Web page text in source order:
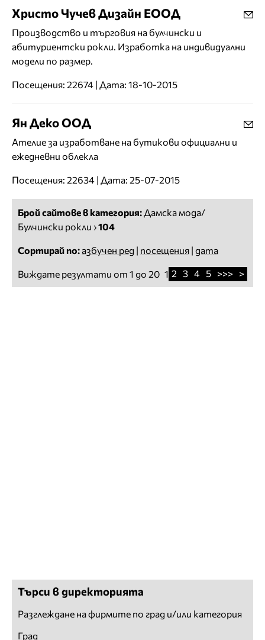
Христо Чучев Дизайн ЕООД
Производство и търговия на булчински и
абитуриентски рокли. Изработка на индивидуални
модели по размер.
Посещения: 22674 | Дата: 18-10-2015
Ян Деко ООД
Ателие за изработване на бутикови официални и
ежедневни облекла
Посещения: 22634 | Дата: 25-07-2015
Брой сайтове в категория:Дамска мода/
Булчински рокли ›104
Сортирай по: азбучен ред | посещения | дата
Виждате резултати от 1 до 20 1 2 3 4 5 >>> >
Търси в директорията
Разглеждане на фирмите по град и/или категория
Град